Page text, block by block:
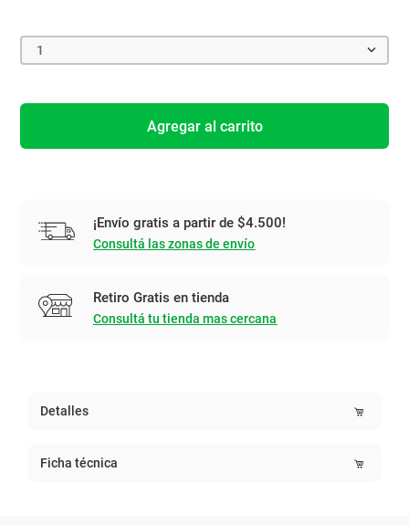
1
Agregar al carrito
¡Envío gratis a partir de $4.500!
Consultá las zonas de envío
Retiro Gratis en tienda
Consultá tu tienda mas cercana
Detalles
Ficha técnica